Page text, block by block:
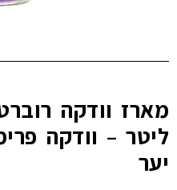
מארז וודקה
ליטר – וודקה
יער